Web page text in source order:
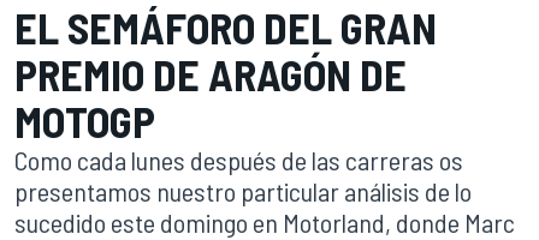
EL SEMÁFORO DEL GRAN
PREMIO DE ARAGÓN DE
MOTOGP
Como cada lunes después de las carreras os
presentamos nuestro particular análisis de lo
sucedido este domingo en Motorland, donde Marc